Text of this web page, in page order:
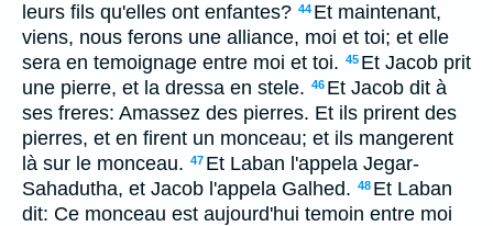
leurs fils qu'elles ont enfantes? 44 Et maintenant,
viens, nous ferons une alliance, moi et toi; et elle
sera en temoignage entre moi et toi. 45 Et Jacob prit
une pierre, et la dressa en stele. 46 Et Jacob dit à
ses freres: Amassez des pierres. Et ils prirent des
pierres, et en firent un monceau; et ils mangerent
là sur le monceau. 47 Et Laban l'appela Jegar-
Sahadutha, et Jacob l'appela Galhed. 48 Et Laban
dit: Ce monceau est aujourd'hui temoin entre moi